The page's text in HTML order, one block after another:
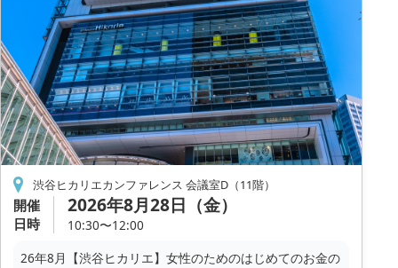
渋谷ヒカリエカンファレンス 会議室D（11階）
開催
日時
2026年8月28日（金）
10:30〜12:00
26年8月【渋谷ヒカリエ】女性のためのはじめてのお金の